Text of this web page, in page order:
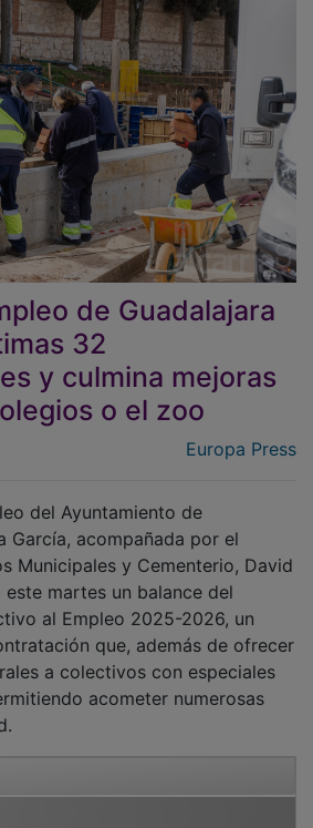
de Guadalajara
32
y culmina mejoras
o el zoo
García, acompañada por el
Municipales y Cementerio, David
este martes un balance del
al Empleo 2025-2026, un
que, además de ofrecer
a colectivos con especiales
acometer numerosas